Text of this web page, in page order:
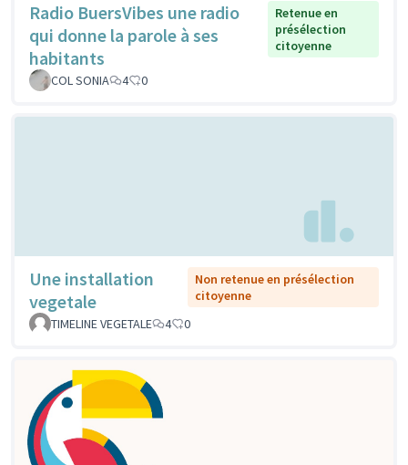
Radio BuersVibes une radio
qui donne la parole à ses
habitants
Retenue en
présélection
citoyenne
COL SONIA 4 0
Une installation
vegetale
Non retenue en présélection
citoyenne
TIMELINE VEGETALE
4 0